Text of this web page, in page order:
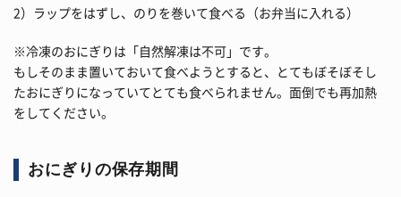
2）ラップをはずし、のりを巻いて食べる（お弁当に入れる）
※冷凍のおにぎりは「自然解凍は不可」です。
もしそのまま置いておいて食べようとすると、とてもぼそぼそし
たおにぎりになっていてとても食べられません。面倒でも再加熱
をしてください。
おにぎりの保存期間